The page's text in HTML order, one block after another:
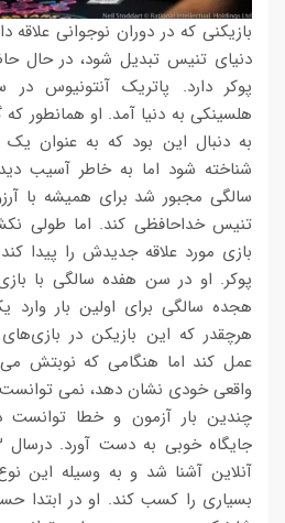
بازیکنی که در دوران نوجوانی
دنیای تنیس تبدیل شود، در حال
هلسینکی به دنیا آمد. او همانطور
به دنبال این بود که به عنوان
سالگی مجبور شد برای همیشه با
تنیس خداحافظی کند. اما طولی
بازی مورد علاقه‌ جدیدش را پیدا
پوکر. او در سن هفده سالگی با
هجده سالگی برای اولین بار
هرچقدر که این بازیکن در
عمل کند اما هنگامی که نوبتش
واقعی خودی نشان دهد، نمی
چندین بار آزمون و خطا توانست
آنلاین آشنا شد و به وسیله این